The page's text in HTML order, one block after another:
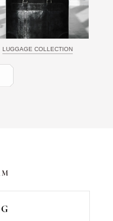
LUGGAGE COLLECTION